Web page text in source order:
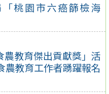
桃園市六癌篩檢海
教育傑出貢獻獎」活
農教育工作者踴躍報名